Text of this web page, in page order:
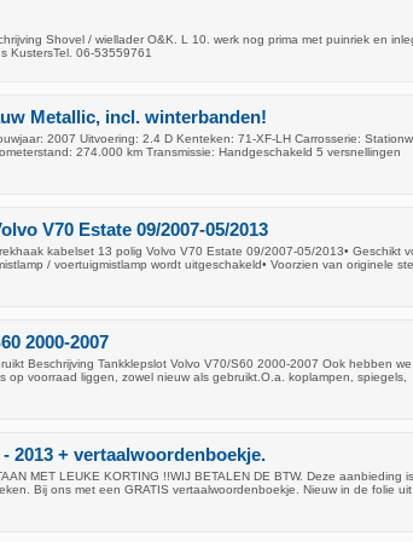
Shovel / wiellader O&K. L 10. werk nog prima met puinriek en
KustersTel. 06-53559761
Metallic, incl. winterbanden!
2007 Uitvoering: 2.4 D Kenteken: 71-XF-LH Carrosserie:
274.000 km Transmissie: Handgeschakeld 5 versnellingen
V70 Estate 09/2007-05/2013
kabelset 13 polig Volvo V70 Estate 09/2007-05/2013• Geschikt
/ voertuigmistlamp wordt uitgeschakeld• Voorzien van originele
2000-2007
Beschrijving Tankklepslot Volvo V70/S60 2000-2007 Ook hebben we
op voorraad liggen, zowel nieuw als gebruikt.O.a. koplampen, spiegels,
2013 + vertaalwoordenboekje.
MET LEUKE KORTING !!WIJ BETALEN DE BTW. Deze aanbieding
Bij ons met een GRATIS vertaalwoordenboekje. Nieuw in de folie uit